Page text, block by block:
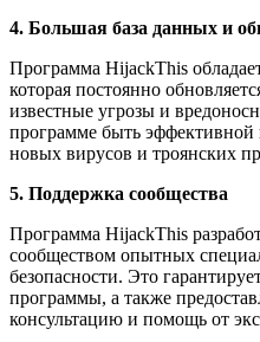
4. Большая база данных и
Программа HijackThis
которая постоянно
известные угрозы и
программе быть
новых вирусов и троянских
5. Поддержка сообщества
Программа HijackThis
сообществом опытных
безопасности. Это
программы, а также
консультацию и помощь от